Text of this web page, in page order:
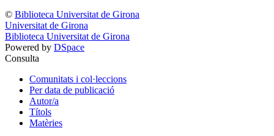
© Biblioteca Universitat de Girona
Universitat de Girona
Biblioteca Universitat de Girona
Powered by DSpace
Consulta
Comunitats i col·leccions
Per data de publicació
Autor/a
Títols
Matèries